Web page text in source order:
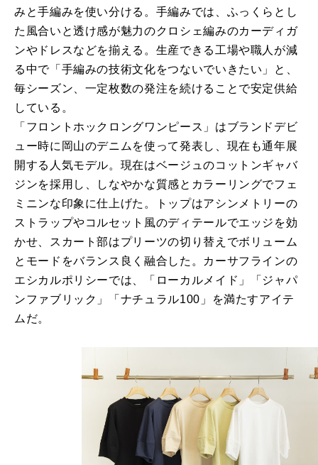
みと手編みを使い分ける。手編みでは、ふっくらとし
た風合いと透け感が魅力のクロシェ編みのカーディガ
ンやドレスなどを揃える。生産できる工場や職人が減
る中で「手編みの技術文化をつないでいきたい」と、
毎シーズン、一定枚数の発注を続けることで安定供給
している。
「フロントホックロングワンピース」はブランドデビ
ュー時に岡山のデニムを使って発表し、現在も通年展
開する人気モデル。現在はベージュのコットンギャバ
ジンを採用し、しなやかな質感とカラーリングでフェ
ミニンな印象に仕上げた。トップはアシンメトリーの
ストラップやコルセット風のディテールでエッジを効
かせ、スカート部はプリーツの切り替えでボリューム
とモードをバランス良く融合した。カーサフラインの
エシカルポリシーでは、「ローカルメイド」「ジャパ
ンファブリック」「ナチュラル100」を満たすアイテ
ムだ。